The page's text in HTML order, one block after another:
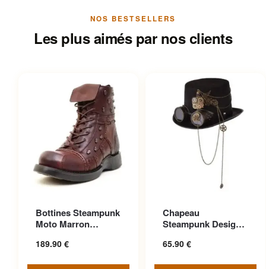
NOS BESTSELLERS
Les plus aimés par nos clients
Bottines Steampunk
Moto Marron
189.90 €
variations. Les options
page du produit
Chapeau
Steampunk Design
65.90 €
variations. Les options
peuvent être choisies sur la
page du produit